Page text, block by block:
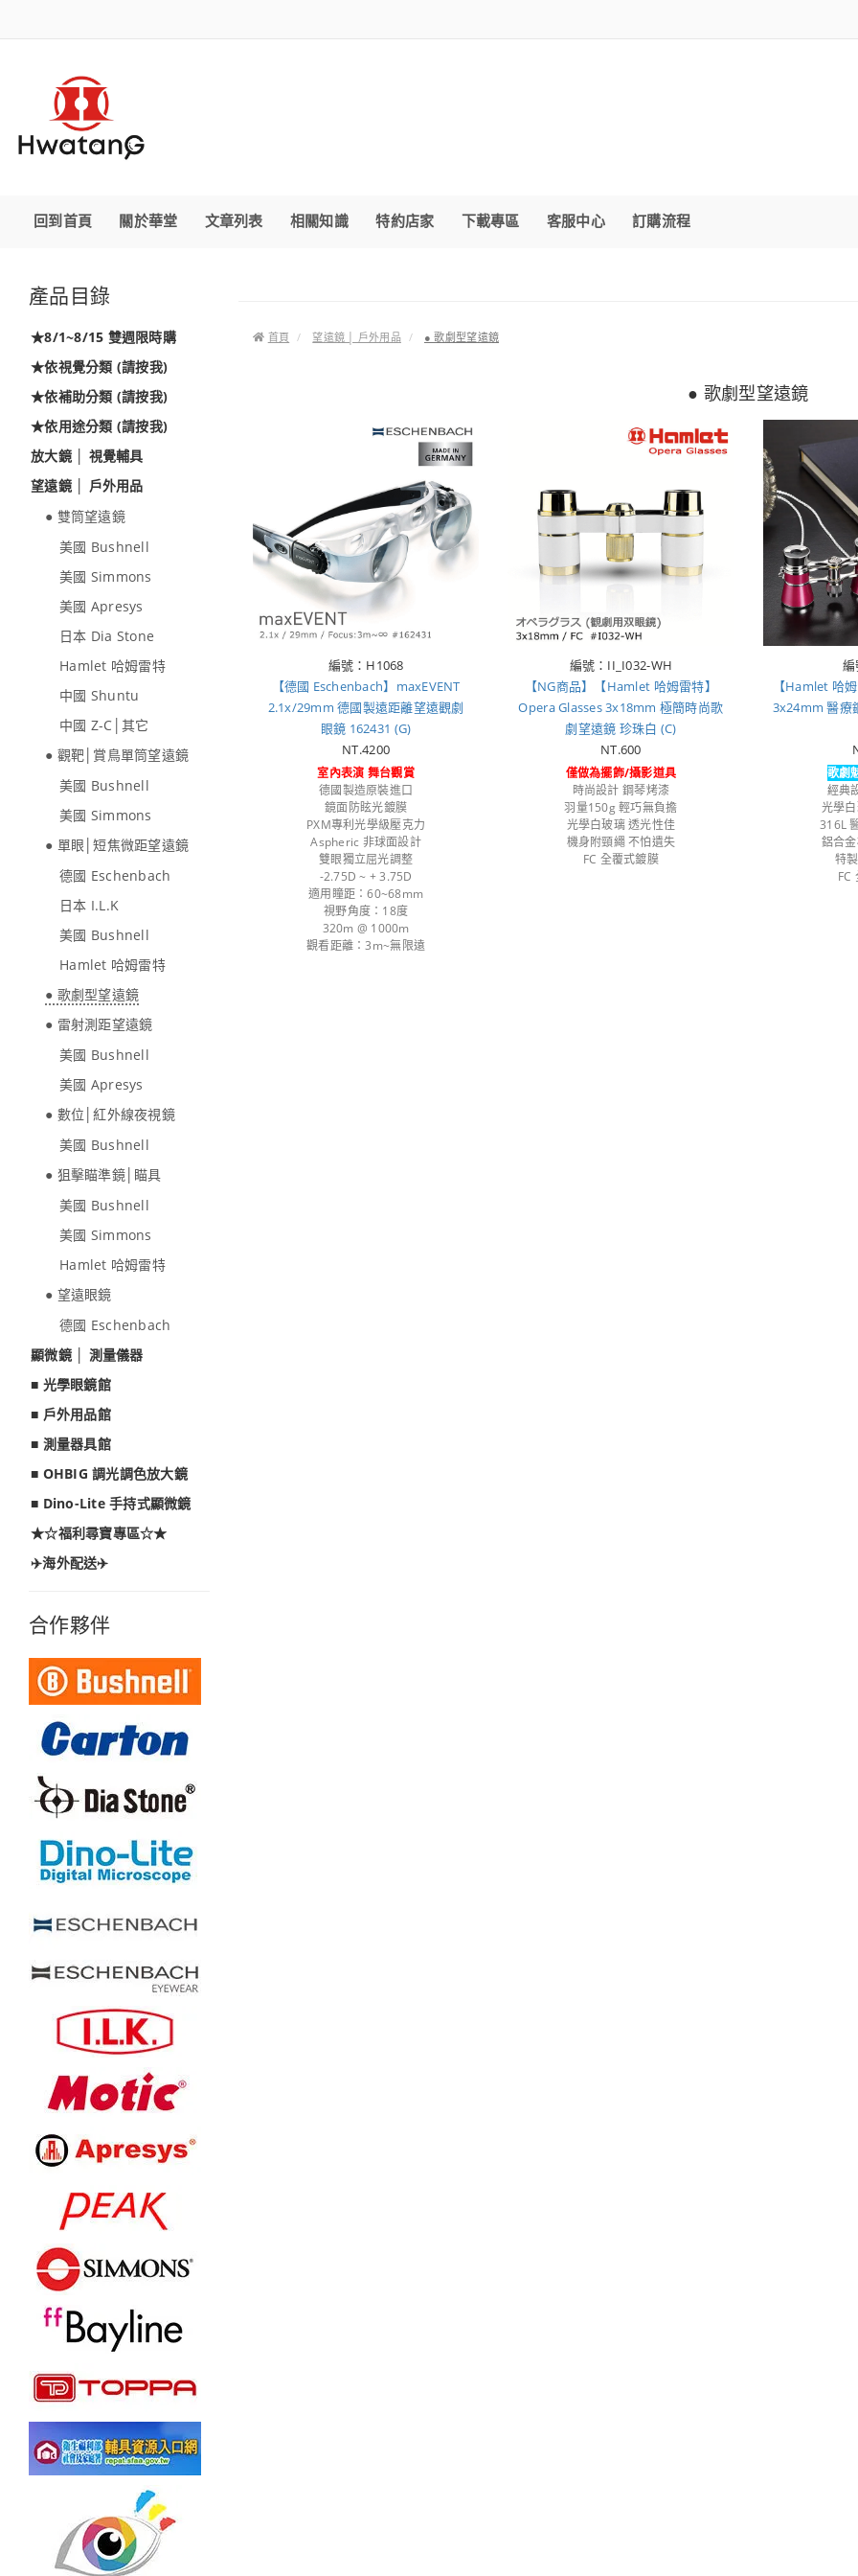
回到首頁 關於華堂 文章列表 相關知識 特約店家 下載專區 客服中心 訂購流程
產品目錄
★8/1~8/15 雙週限時購
★依視覺分類 (請按我)
★依補助分類 (請按我)
★依用途分類 (請按我)
放大鏡 │ 視覺輔具
望遠鏡 │ 戶外用品
● 雙筒望遠鏡
美國 Bushnell
美國 Simmons
美國 Apresys
日本 Dia Stone
Hamlet 哈姆雷特
中國 Shuntu
中國 Z-C│其它
● 觀靶│賞鳥單筒望遠鏡
美國 Bushnell
美國 Simmons
● 單眼│短焦微距望遠鏡
德國 Eschenbach
日本 I.L.K
美國 Bushnell
Hamlet 哈姆雷特
● 歌劇型望遠鏡
● 雷射測距望遠鏡
美國 Bushnell
美國 Apresys
● 數位│紅外線夜視鏡
美國 Bushnell
● 狙擊瞄準鏡│瞄具
美國 Bushnell
美國 Simmons
Hamlet 哈姆雷特
● 望遠眼鏡
德國 Eschenbach
顯微鏡 │ 測量儀器
■ 光學眼鏡館
■ 戶外用品館
■ 測量器具館
■ OHBIG 調光調色放大鏡
■ Dino-Lite 手持式顯微鏡
★☆福利尋寶專區☆★
✈️海外配送✈️
合作夥伴
首頁 望遠鏡 │ 戶外用品 ● 歌劇型望遠鏡
● 歌劇型望遠鏡
編號：H1068
【德國 Eschenbach】maxEVENT
2.1x/29mm 德國製遠距離望遠觀劇
眼鏡 162431 (G)
NT.4200
室內表演 舞台觀賞
德國製造原裝進口
鏡面防眩光鍍膜
PXM專利光學級壓克力
Aspheric 非球面設計
雙眼獨立屈光調整
-2.75D ~ + 3.75D
適用瞳距：60~68mm
視野角度：18度
320m @ 1000m
觀看距離：3m~無限遠
編號：II_I032-WH
【NG商品】【Hamlet 哈姆雷特】
Opera Glasses 3x18mm 極簡時尚歌
劇望遠鏡 珍珠白 (C)
NT.600
僅做為擺飾/攝影道具
時尚設計 鋼琴烤漆
羽量150g 輕巧無負擔
光學白玻璃 透光性佳
機身附頸繩 不怕遺失
FC 全覆式鍍膜
編
【Hamlet 哈
3x24mm 醫療
歌劇
經典
光學
316L
鋁合
特
FC